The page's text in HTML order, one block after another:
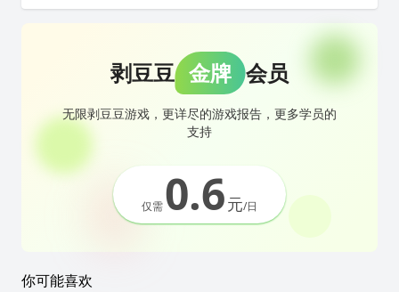
剥豆豆 金牌 会员
无限剥豆豆游戏，更详尽的游戏报告，更多学员的
支持
仅需0.6元/日
你可能喜欢